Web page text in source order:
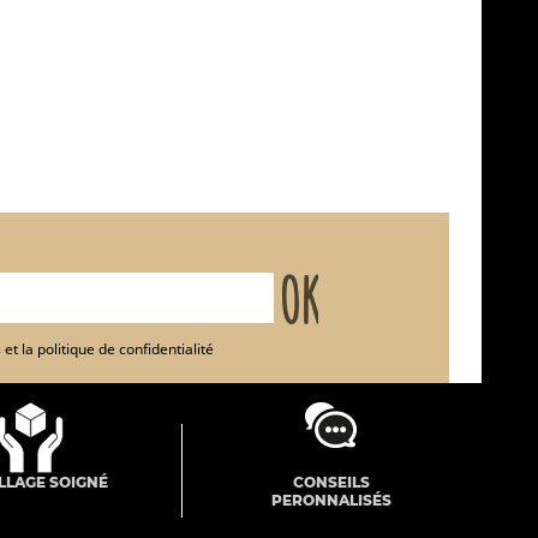
la politique de confidentialité
SOIGNÉ
CONSEILS
PERONNALISÉS